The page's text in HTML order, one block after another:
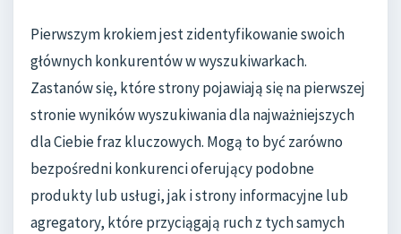
Pierwszym krokiem jest zidentyfikowanie swoich
głównych konkurentów w wyszukiwarkach.
Zastanów się, które strony pojawiają się na pierwszej
stronie wyników wyszukiwania dla najważniejszych
dla Ciebie fraz kluczowych. Mogą to być zarówno
bezpośredni konkurenci oferujący podobne
produkty lub usługi, jak i strony informacyjne lub
agregatory, które przyciągają ruch z tych samych